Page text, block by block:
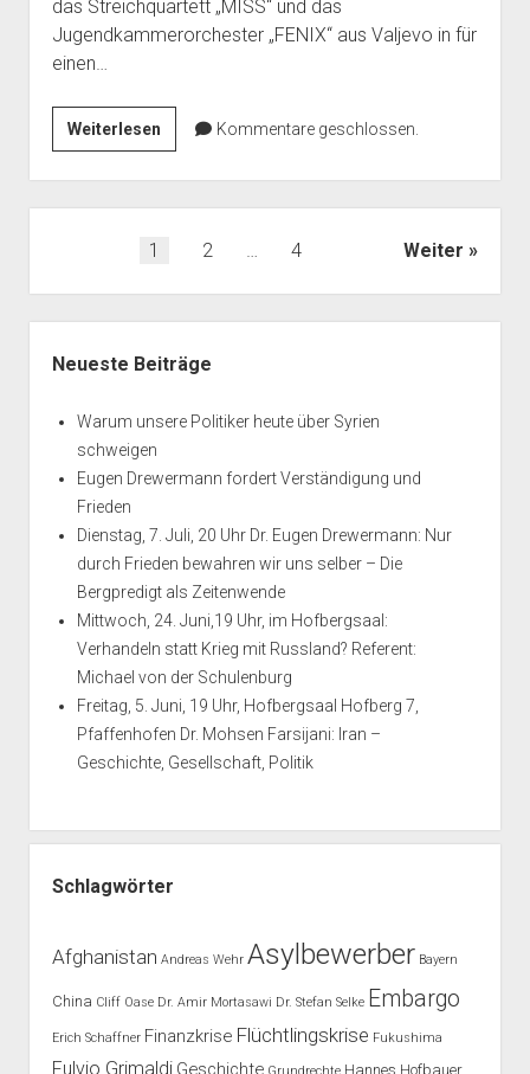
das Streichquartett „MISS“ und das
Jugendkammerorchester „FENIX“ aus Valjevo in für
einen…
WeiterlesenStreichquartett
MISS
gibt
Konzert
Kommentare geschlossen.
Seitennummerierung
1 2 … 4 Weiter
Neueste Beiträge
Warum unsere Politiker heute über Syrien
schweigen
Eugen Drewermann fordert Verständigung und
Frieden
Dienstag, 7. Juli, 20 Uhr Dr. Eugen Drewermann: Nur
durch Frieden bewahren wir uns selber – Die
Bergpredigt als Zeitenwende
Mittwoch, 24. Juni,19 Uhr, im Hofbergsaal:
Verhandeln statt Krieg mit Russland? Referent:
Michael von der Schulenburg
Freitag, 5. Juni, 19 Uhr, Hofbergsaal Hofberg 7,
Pfaffenhofen Dr. Mohsen Farsijani: Iran –
Geschichte, Gesellschaft, Politik
Schlagwörter
Afghanistan Andreas Wehr Asylbewerber Bayern
China Cliff Oase Dr. Amir Mortasawi Dr. Stefan Selke Embargo
Erich Schaffner Finanzkrise Flüchtlingskrise Fukushima
Fulvio Grimaldi Geschichte Hannes Hofbauer